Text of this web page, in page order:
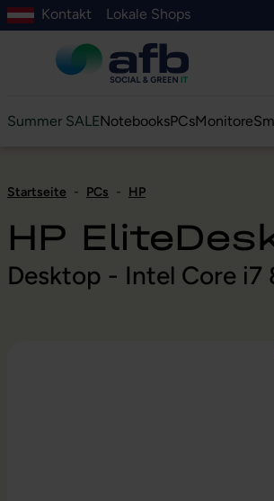
springen
Suche springen
Zur Hauptnavigation springen
Zur Navigation der B2B-Plattform
Kontakt Lokale Shops
Summer SALENotebooksPCsMonitore
Startseite - PCs - HP
HP
Desktop - Intel Core i7